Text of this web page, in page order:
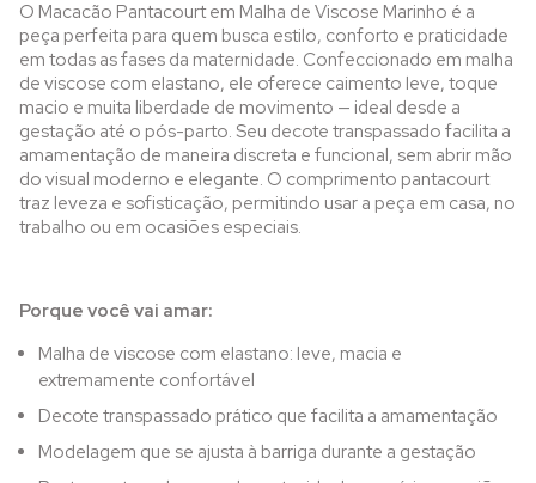
O Macacão Pantacourt em Malha de Viscose Marinho é a
peça perfeita para quem busca estilo, conforto e praticidade
em todas as fases da maternidade. Confeccionado em malha
de viscose com elastano, ele oferece caimento leve, toque
macio e muita liberdade de movimento — ideal desde a
gestação até o pós-parto. Seu decote transpassado facilita a
amamentação de maneira discreta e funcional, sem abrir mão
do visual moderno e elegante. O comprimento pantacourt
traz leveza e sofisticação, permitindo usar a peça em casa, no
trabalho ou em ocasiões especiais.
Porque você vai amar:
Malha de viscose com elastano: leve, macia e
extremamente confortável
Decote transpassado prático que facilita a amamentação
Modelagem que se ajusta à barriga durante a gestação